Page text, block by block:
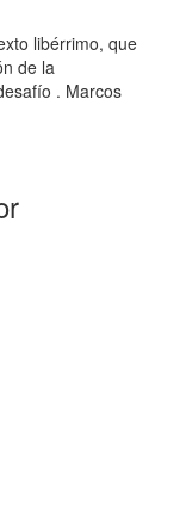
libérrimo, que
de la
. Marcos